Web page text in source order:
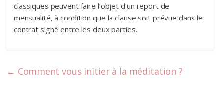
classiques peuvent faire l’objet d’un report de
mensualité, à condition que la clause soit prévue dans le
contrat signé entre les deux parties.
← Comment vous initier à la méditation ?